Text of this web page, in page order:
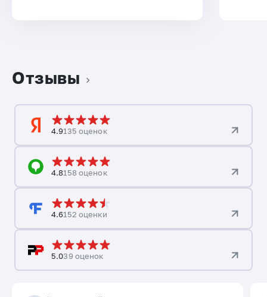
Отзывы
4.9135 оценок
4.8158 оценок
4.6152 оценки
5.039 оценок